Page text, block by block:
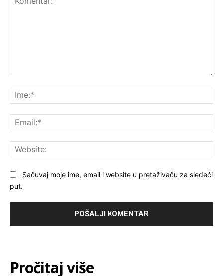
Sačuvaj moje ime, email i website u pretaživaču za sledeći
put.
Pročitaj više